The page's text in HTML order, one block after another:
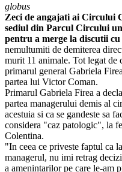
globus
Zeci de angajati ai Circului
sediul din Parcul Circului
pentru a merge la discutii
nemultumiti de demiterea
murit 11 animale. Tot legat de
primarul general Gabriela
partea lui Victor Coman.
Primarul Gabriela Firea a
partea managerului demis al
acestuia si ca se gandeste sa
considera "caz patologic", la
Colentina.
"In ceea ce priveste faptul ca
managerul, nu imi retrag
a amenintarilor pe care le-am